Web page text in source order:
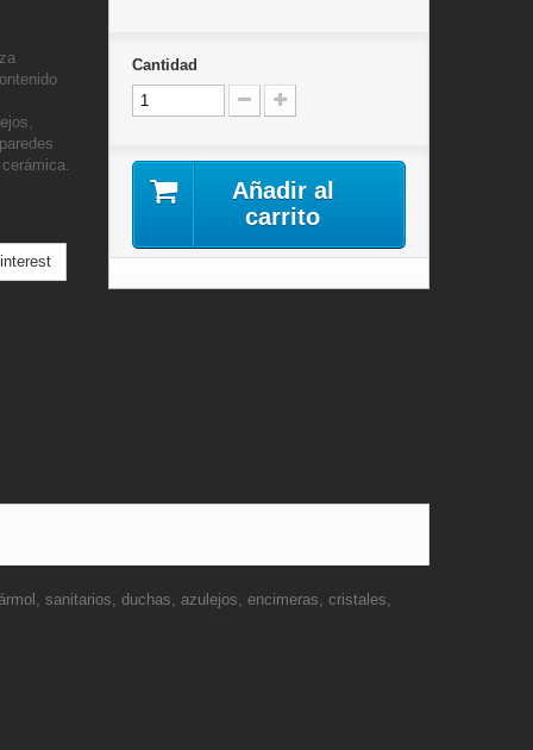
Cantidad
Añadir al
carrito
sanitarios, duchas, azulejos, encimeras, cristales,